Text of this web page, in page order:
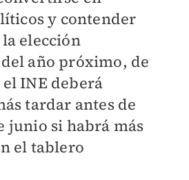
y contender
elección
año próximo, de
INE deberá
tardar antes de
junio si habrá más
el tablero